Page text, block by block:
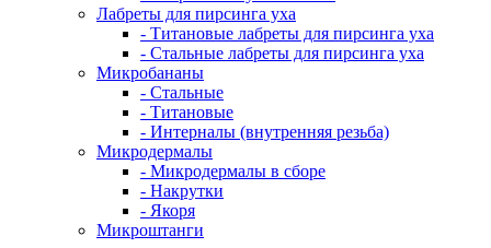
Лабреты для пирсинга уха
- Титановые лабреты для пирсинга уха
- Стальные лабреты для пирсинга уха
Микробананы
- Стальные
- Титановые
- Интерналы (внутренняя резьба)
Микродермалы
- Микродермалы в сборе
- Накрутки
- Якоря
Микроштанги